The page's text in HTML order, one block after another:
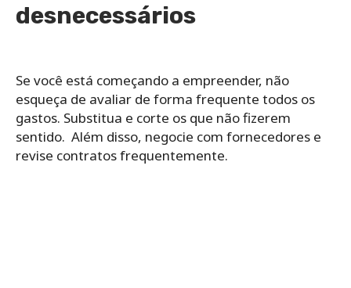
desnecessários
Se você está começando a empreender, não
esqueça de avaliar de forma frequente todos os
gastos. Substitua e corte os que não fizerem
sentido. Além disso, negocie com fornecedores e
revise contratos frequentemente.